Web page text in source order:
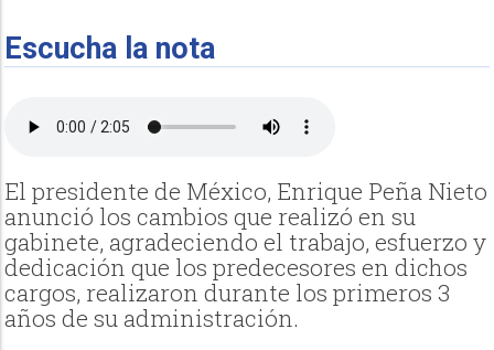
Escucha la nota
El presidente de México, Enrique Peña Nieto
anunció los cambios que realizó en su
gabinete, agradeciendo el trabajo, esfuerzo y
dedicación que los predecesores en dichos
cargos, realizaron durante los primeros 3
años de su administración.